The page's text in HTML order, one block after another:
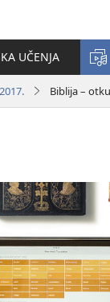
UČENJA
Biblija –